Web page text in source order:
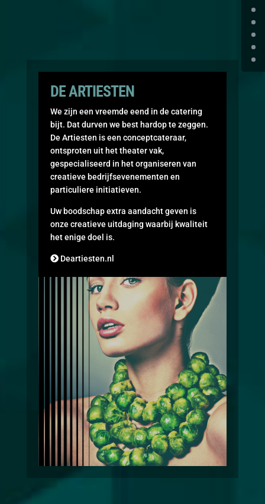
DE ARTIESTEN
We zijn een vreemde eend in de catering
bijt. Dat durven we best hardop te zeggen.
De Artiesten is een conceptcateraar,
ontsproten uit het theater vak,
gespecialiseerd in het organiseren van
creatieve bedrijfsevenementen en
particuliere initiatieven.
Uw boodschap extra aandacht geven is
onze creatieve uitdaging waarbij kwaliteit
het enige doel is.
Deartiesten.nl